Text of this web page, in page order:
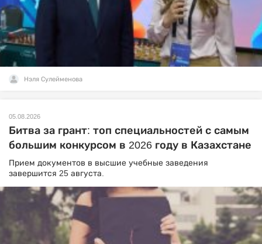
Нэля Сулейменова
05.08.2026
Битва за грант: топ специальностей с самым
большим конкурсом в 2026 году в Казахстане
Прием документов в высшие учебные заведения
завершится 25 августа.